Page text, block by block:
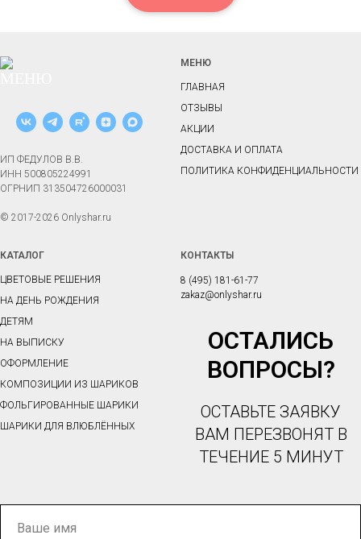
ИП ФЕДУЛОВ В.В.
ИНН 500805224991
ОГРНИП 313504726000031
© 2017-2026 Onlyshar.ru
МЕНЮ
ГЛАВНАЯ
ОТЗЫВЫ
АКЦИИ
ДОСТАВКА И ОПЛАТА
ПОЛИТИКА КОНФИДЕНЦИАЛЬНОСТИ
КАТАЛОГ
ЦВЕТОВЫЕ РЕШЕНИЯ
НА ДЕНЬ РОЖДЕНИЯ
ДЕТЯМ
НА ВЫПИСКУ
ОФОРМЛЕНИЕ
КОМПОЗИЦИИ ИЗ ШАРИКОВ
ФОЛЬГИРОВАННЫЕ ШАРИКИ
ШАРИКИ ДЛЯ ВЛЮБЛЁННЫХ
КОНТАКТЫ
8 (495) 181-61-77
zakaz@onlyshar.ru
ОСТАЛИСЬ
ВОПРОСЫ?
ОСТАВЬТЕ ЗАЯВКУ
ВАМ ПЕРЕЗВОНЯТ В
ТЕЧЕНИЕ 5 МИНУТ